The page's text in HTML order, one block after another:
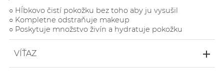
○ Hĺbkovo čistí pokožku bez toho aby ju vysušil
○ Kompletne odstraňuje makeup
○ Poskytuje množstvo živín a hydratuje pokožku
VÍŤAZ